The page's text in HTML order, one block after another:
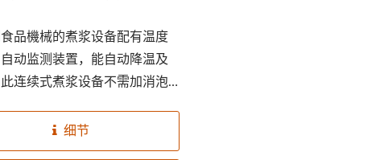
品機械的煮浆设备配有温度
动监测装置，能自动降温及
此连续式煮浆设备不需加消泡
然成分，让您维持健康并补充
腐丰富的营养蛋白质。
细节